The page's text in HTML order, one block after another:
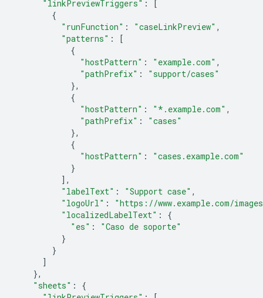
"linkPreviewTriggers" :
[
{
"runFunction" : "caseLinkPreview" ,
"patterns" :
[
{
"hostPattern" : "example.com" ,
"pathPrefix" :
"support/cases"
},
{
"hostPattern" : "*.example.com" ,
"pathPrefix" :
"cases"
},
{
"hostPattern" :
"cases.example.com"
}
],
"labelText" : "Support case" ,
"logoUrl" :
"https://www.example.com/
"localizedLabelText" :
{
"es" :
"Caso de soporte"
}
}
]
},
"sheets" :
{